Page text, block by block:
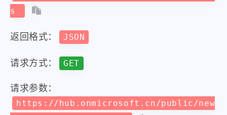
s
返回格式： JSON
请求方式： GET
请求参数：
https://hub.onmicrosoft.cn/public/new